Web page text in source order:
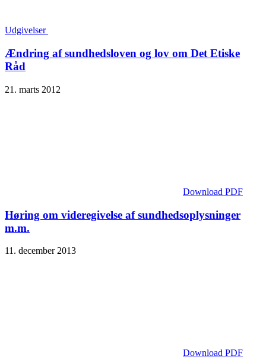
Udgivelser
Ændring af sundhedsloven og lov om Det Etiske
Råd
21. marts 2012
Download PDF
Høring om videregivelse af sundhedsoplysninger
m.m.
11. december 2013
Download PDF